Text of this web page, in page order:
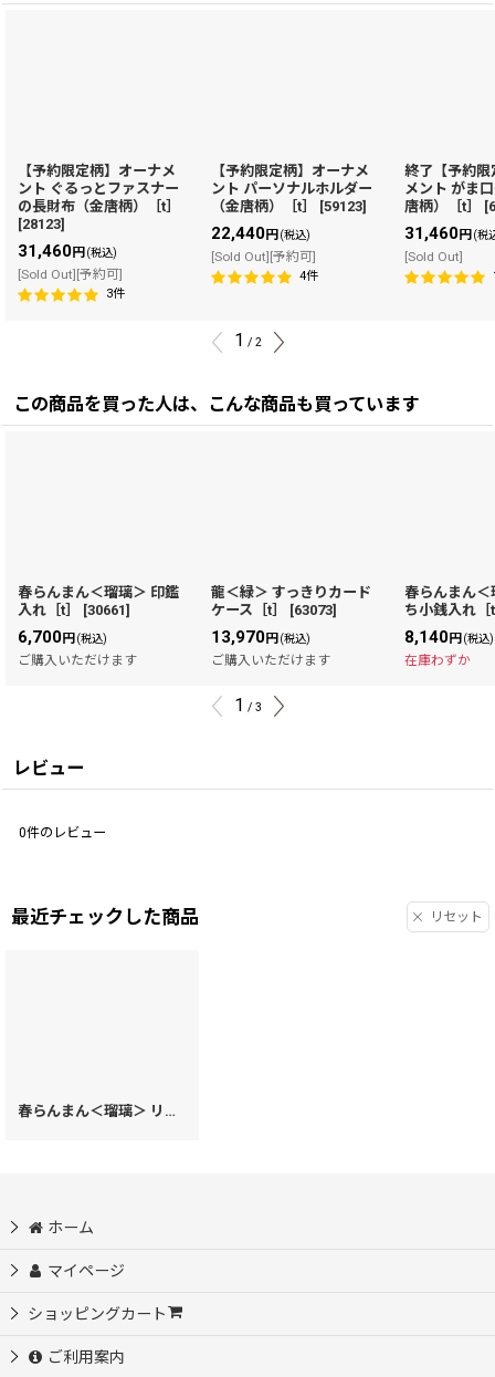
【予約限定柄】オーナメ
ント ぐるっとファスナー
の長財布（金唐柄）［t］
[28123]
31,460円(税込)
[Sold Out][予約可]
3件
【予約限定柄】オーナメ
ント パーソナルホルダー
（金唐柄）［t］
[59123]
22,440円(税込)
[Sold Out][予約可]
4件
終了【予約限
メント がま
唐柄）［t］
[
31,460円(税
[Sold Out]
1 / 2
この商品を買った人は、こんな商品も買っています
春らんまん＜瑠璃＞ 印鑑
入れ［t］
[30661]
6,700円(税込)
ご購入いただけます
龍＜緑＞ すっきりカード
ケース［t］
[63073]
13,970円(税込)
ご購入いただけます
春らんまん＜
ち小銭入れ［
8,140円(税込)
在庫わずか
1 / 3
レビュー
0件のレビュー
最近チェックした商品 リセット
春らんまん＜瑠璃＞ リップも入るハートまちの小物入れ
ホーム
マイページ
ショッピングカート
ご利用案内